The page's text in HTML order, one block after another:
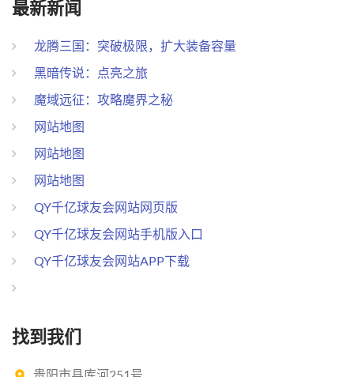
最新新闻
龙腾三国：突破极限，扩大装备容量
黑暗传说：点亮之旅
魔域远征：攻略魔界之秘
网站地图
网站地图
网站地图
QY千亿球友会网站网页版
QY千亿球友会网站手机版入口
QY千亿球友会网站APP下载
找到我们